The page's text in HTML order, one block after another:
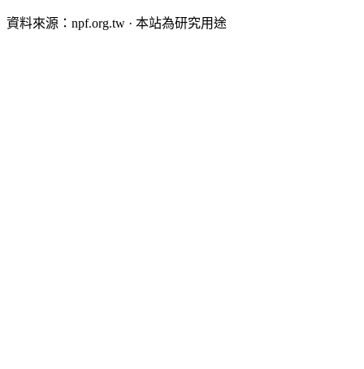
資料來源：npf.org.tw · 本站為研究用途